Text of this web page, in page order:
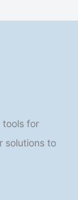
tools for
solutions to